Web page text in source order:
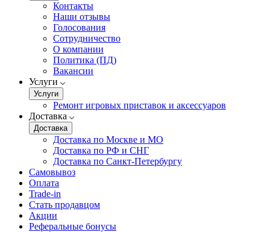
Контакты
Наши отзывы
Голосования
Сотрудничество
О компании
Политика (ПД)
Вакансии
Услуги
Услуги
Ремонт игровых приставок и аксессуаров
Доставка
Доставка
Доставка по Москве и МО
Доставка по РФ и СНГ
Доставка по Санкт-Петербургу
Самовывоз
Оплата
Trade-in
Стать продавцом
Акции
Реферальные бонусы